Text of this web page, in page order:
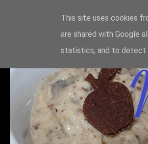
This site uses cookies
are shared with Google
statistics, and to detect